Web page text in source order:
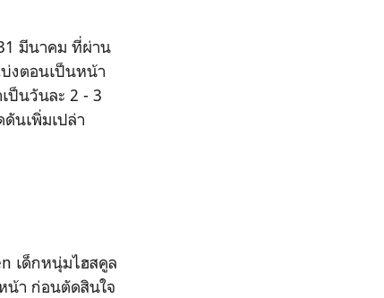
มีนาคม ที่ผ่าน
งตอนเป็นหน้า
ป็นวันละ 2 - 3
นเพิ่มเปล่า
เด็กหนุ่มไฮสคูล
น้า ก่อนตัดสินใจ